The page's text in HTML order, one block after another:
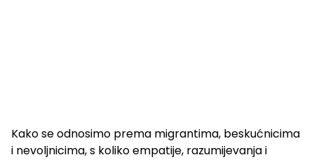
Kako se odnosimo prema migrantima, beskućnicima
i nevoljnicima, s koliko empatije, razumijevanja i